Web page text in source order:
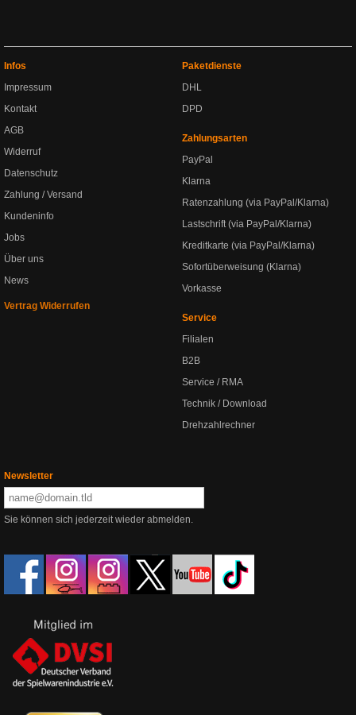
Infos
Impressum
Kontakt
AGB
Widerruf
Datenschutz
Zahlung / Versand
Kundeninfo
Jobs
Über uns
News
Vertrag Widerrufen
Paketdienste
DHL
DPD
Zahlungsarten
PayPal
Klarna
Ratenzahlung (via PayPal/Klarna)
Lastschrift (via PayPal/Klarna)
Kreditkarte (via PayPal/Klarna)
Sofortüberweisung (Klarna)
Vorkasse
Service
Filialen
B2B
Service / RMA
Technik / Download
Drehzahlrechner
Newsletter
Sie können sich jederzeit wieder abmelden.